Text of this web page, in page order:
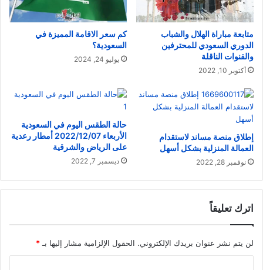
متابعة مباراة الهلال والشباب
الدوري السعودي للمحترفين
والقنوات الناقلة
أكتوبر 10, 2022
كم سعر الاقامة المميزة في
السعودية؟
يوليو 24, 2024
إطلاق منصة مساند لاستقدام
العمالة المنزلية بشكل أسهل
نوفمبر 28, 2022
حالة الطقس اليوم في السعودية
الأربعاء 2022/12/07 أمطار رعدية
على الرياض والشرقية
ديسمبر 7, 2022
اترك تعليقاً
لن يتم نشر عنوان بريدك الإلكتروني. الحقول الإلزامية مشار إليها بـ *